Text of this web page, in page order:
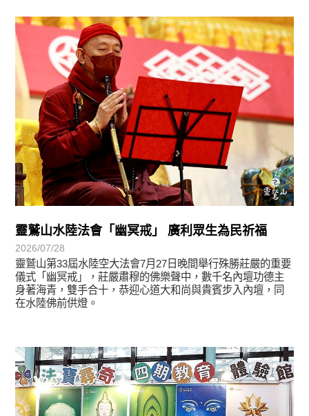
靈鷲山水陸法會「幽冥戒」 廣利眾生為民祈福
2026/07/28
靈鷲山第33屆水陸空大法會7月27日晚間舉行殊勝莊嚴的重要
儀式「幽冥戒」，莊嚴肅穆的佛樂聲中，數千名內壇功德主
身著海青，雙手合十，恭迎心道大和尚與貴賓步入內壇，同
在水陸佛前供燈。
學習分享
學習分享